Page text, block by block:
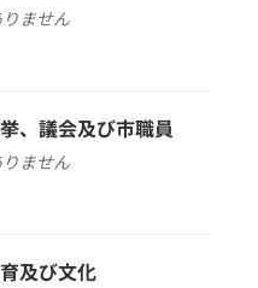
ません
議会及び市職員
ません
及び文化